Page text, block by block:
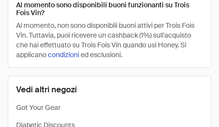
Vedi altri negozi
Got Your Gear
Diabetic Discounts
Al momento sono disponibili buoni funzionanti su Trois
Fois Vin?
Al momento, non sono disponibili buoni attivi per Trois Fois
Vin. Tuttavia, puoi ricevere un cashback (1%) sull'acquisto
che hai effettuato su Trois Fois Vin quando usi Honey. Si
applicanocondizionied esclusioni.